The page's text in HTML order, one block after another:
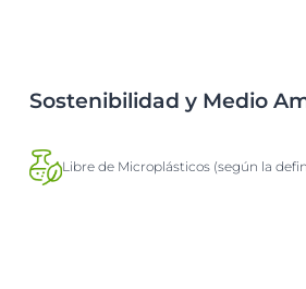
Sostenibilidad y Medio
Libre de Microplásticos (según la